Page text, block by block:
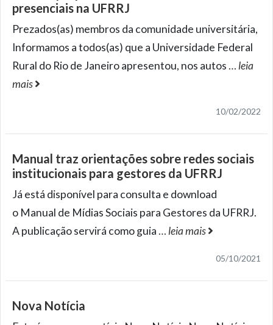
presenciais na UFRRJ
Prezados(as) membros da comunidade universitária,
Informamos a todos(as) que a Universidade Federal
Rural do Rio de Janeiro apresentou, nos autos … leia
mais
10/02/2022
Manual traz orientações sobre redes sociais
institucionais para gestores da UFRRJ
Já está disponível para consulta e download
o Manual de Mídias Sociais para Gestores da UFRRJ.
A publicação servirá como guia … leia mais
05/10/2021
Nova Notícia